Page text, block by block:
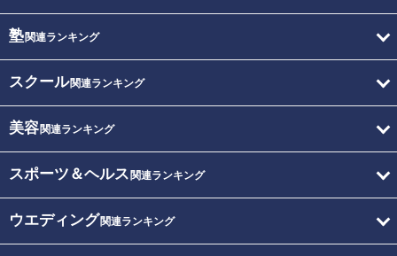
塾関連ランキング
スクール関連ランキング
美容関連ランキング
スポーツ＆ヘルス 関連ランキング
ウエディング関連ランキング